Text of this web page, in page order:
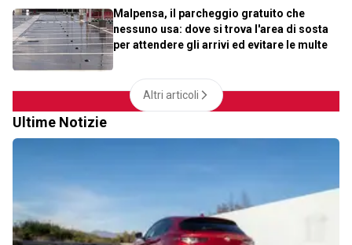
Malpensa, il parcheggio gratuito che
nessuno usa: dove si trova l'area di sosta
per attendere gli arrivi ed evitare le multe
Altri articoli
Ultime Notizie